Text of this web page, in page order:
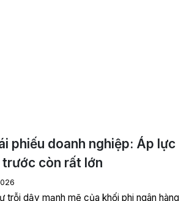
phiếu doanh nghiệp: Áp lực
trước còn rất lớn
trỗi dậy mạnh mẽ của khối phi ngân hàng